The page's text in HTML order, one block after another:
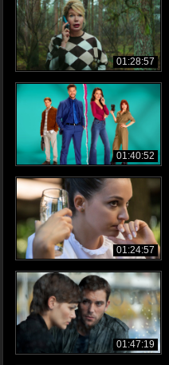
01:28:57
01:40:52
01:24:57
01:47:19